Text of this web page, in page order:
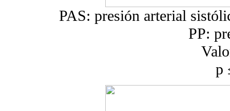
PAS: presión arterial
PP:
p